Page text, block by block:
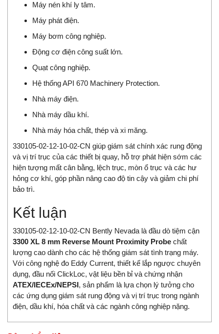
Máy nén khí ly tâm.
Máy phát điện.
Máy bơm công nghiệp.
Động cơ điện công suất lớn.
Quạt công nghiệp.
Hệ thống API 670 Machinery Protection.
Nhà máy điện.
Nhà máy dầu khí.
Nhà máy hóa chất, thép và xi măng.
330105-02-12-10-02-CN giúp giám sát chính xác rung động
và vị trí trục của các thiết bị quay, hỗ trợ phát hiện sớm các
hiện tượng mất cân bằng, lệch trục, mòn ổ trục và các hư
hỏng cơ khí, góp phần nâng cao độ tin cậy và giảm chi phí
bảo trì.
Kết luận
330105-02-12-10-02-CN Bently Nevada là đầu dò tiệm cận
3300 XL 8 mm Reverse Mount Proximity Probe chất
lượng cao dành cho các hệ thống giám sát tình trạng máy.
Với công nghệ đo Eddy Current, thiết kế lắp ngược chuyên
dụng, đầu nối ClickLoc, vật liệu bền bỉ và chứng nhận
ATEX/IECEx/NEPSI, sản phẩm là lựa chọn lý tưởng cho
các ứng dụng giám sát rung động và vị trí trục trong ngành
điện, dầu khí, hóa chất và các ngành công nghiệp nặng.